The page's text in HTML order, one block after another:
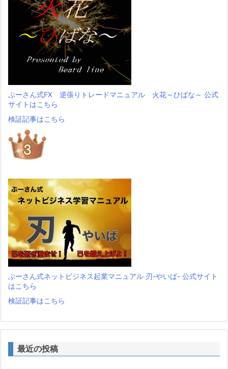
ぷーさん式FX 逆張りトレードマニュアル 火花～ひばな～ 公式
サイトはこちら
検証記事はこちら
ぷーさん式ネットビジネス起業マニュアル 刃-やいば- 公式サイト
はこちら
検証記事はこちら
最近の投稿